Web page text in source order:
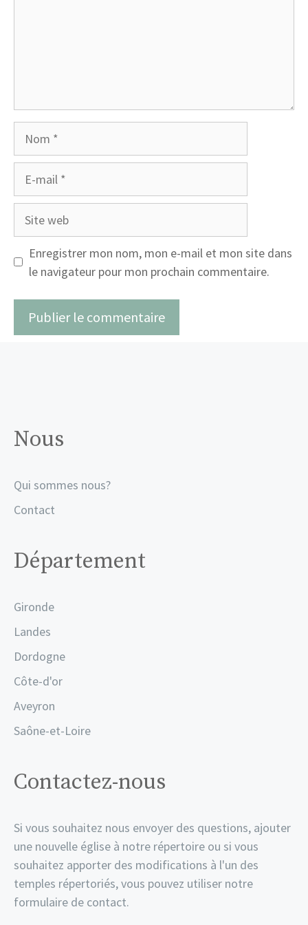
Site
Enregistrer mon nom, mon e-mail et mon site dans
le navigateur pour mon prochain commentaire.
Nous
Qui sommes nous?
Contact
Département
Gironde
Landes
Dordogne
Côte-d'or
Aveyron
Saône-et-Loire
Contactez-nous
Si vous souhaitez nous envoyer des questions, ajouter
une nouvelle église à notre répertoire ou si vous
souhaitez apporter des modifications à l'un des
temples répertoriés, vous pouvez utiliser notre
formulaire de contact.